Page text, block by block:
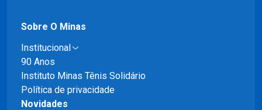
Sobre O Minas
Institucional
90 Anos
Instituto Minas Tênis Solidário
Política de privacidade
Novidades